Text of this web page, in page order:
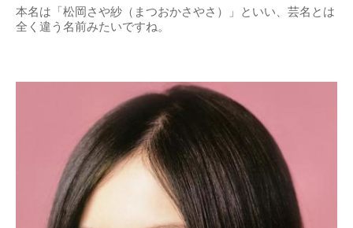
本名は「松岡さや紗（まつおかさやさ）」といい、芸名とは
全く違う名前みたいですね。